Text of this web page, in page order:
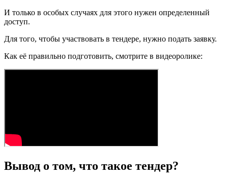
И только в особых случаях для этого нужен определенный
доступ.
Для того, чтобы участвовать в тендере, нужно подать заявку.
Как её правильно подготовить, смотрите в видеоролике:
Вывод о том, что такое тендер?